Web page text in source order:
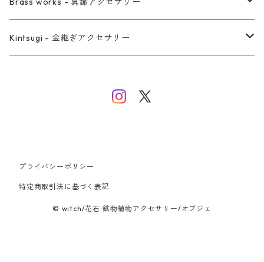
バングル
イヤーカフ
ネックレス
ネックレス
リング
バングル
Kintsugi - 金継ぎアクセサリー
プライバシーポリシー
特定商取引法に基づく表記
© witch/花石:鉱物植物アクセサリー/オブジェ